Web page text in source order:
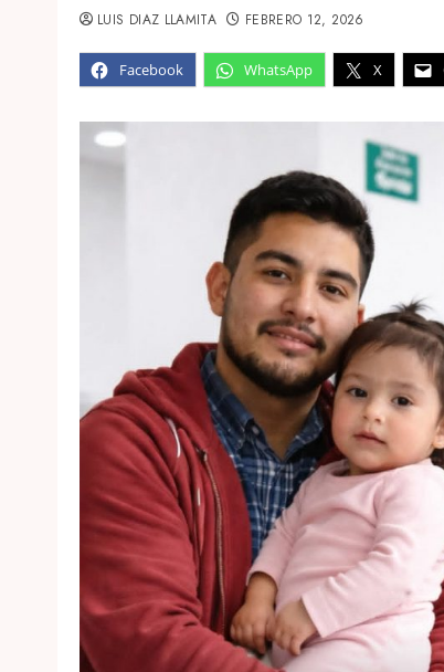
Facebook WhatsApp X
LUIS DIAZ LLAMITA FEBRERO 12, 2026